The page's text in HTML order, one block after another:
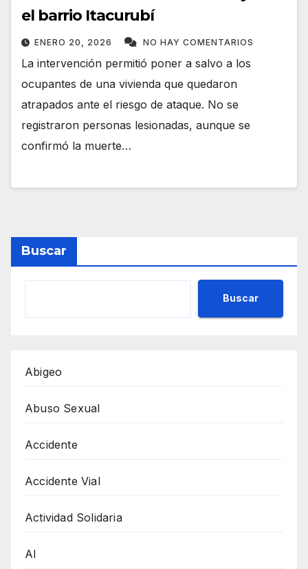
el barrio Itacurubí
ENERO 20, 2026 NO HAY COMENTARIOS
La intervención permitió poner a salvo a los
ocupantes de una vivienda que quedaron
atrapados ante el riesgo de ataque. No se
registraron personas lesionadas, aunque se
confirmó la muerte…
Buscar
Buscar
Abigeo
Abuso Sexual
Accidente
Accidente Vial
Actividad Solidaria
AI